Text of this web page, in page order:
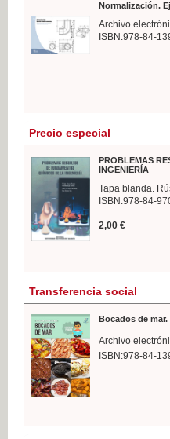
Normalización.
Archivo
ISBN:978-84-
Precio especial
PROBLEMAS
INGENIERÍA
Tapa blanda.
ISBN:978-84-
2,00 €
Transferencia social
Bocados de
Archivo
ISBN:978-84-